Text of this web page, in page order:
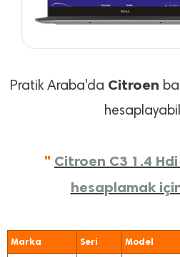
Pratik Araba'da Citroen
" Citroen C3 1.4 Hdi
hesaplamak
Marka Seri Model